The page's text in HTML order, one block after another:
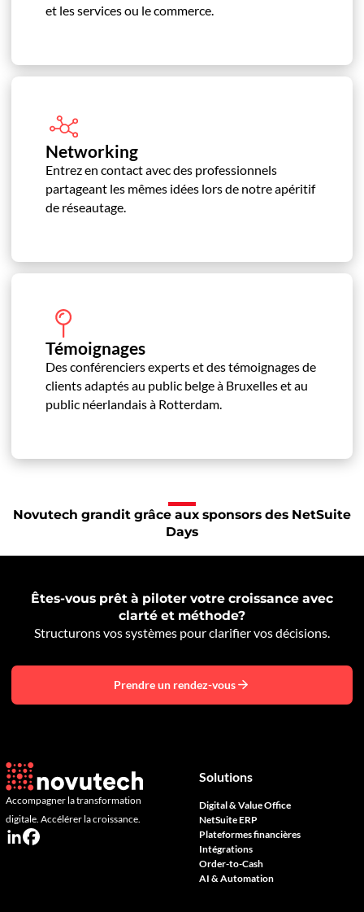
et les services ou le commerce.
Networking
Entrez en contact avec des professionnels
partageant les mêmes idées lors de notre apéritif
de réseautage.
Témoignages
Des conférenciers experts et des témoignages de
clients adaptés au public belge à Bruxelles et au
public néerlandais à Rotterdam.
Novutech grandit grâce aux sponsors des NetSuite
Days
Êtes-vous prêt à piloter votre croissance avec
clarté et méthode?
Structurons vos systèmes pour clarifier vos décisions.
Prendre un rendez-vous
Accompagner la transformation
digitale. Accélérer la croissance.
Solutions
Digital & Value Office
NetSuite ERP
Plateformes financières
Intégrations
Order-to-Cash
AI & Automation